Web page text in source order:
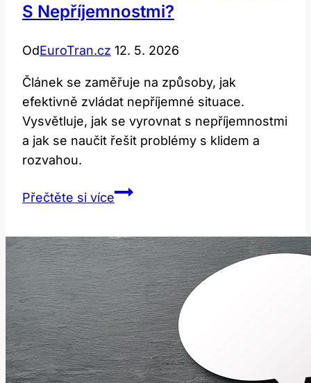
S Nepříjemnostmi?
OdEuroTran.cz 12. 5. 2026
Článek se zaměřuje na způsoby, jak
efektivně zvládat nepříjemné situace.
Vysvětluje, jak se vyrovnat s nepříjemnostmi
a jak se naučit řešit problémy s klidem a
rozvahou.
Přečtěte si víceInconvenience:
Vyrovnat
s
Nepříjemnostmi?